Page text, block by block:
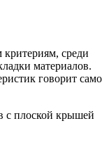
среди
материалов.
говорит само